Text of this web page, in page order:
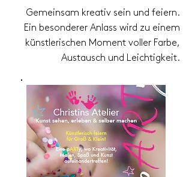
Gemeinsam kreativ sein und feiern.
Ein besonderer Anlass wird zu einem
künstlerischen Moment voller Farbe,
Austausch und Leichtigkeit.